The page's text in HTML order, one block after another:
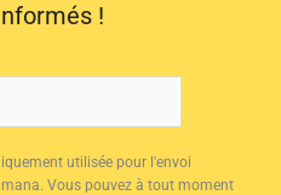
!
utilisée pour l'envoi
Vous pouvez à tout moment